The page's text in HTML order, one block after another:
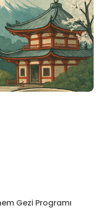
Gezi Programı